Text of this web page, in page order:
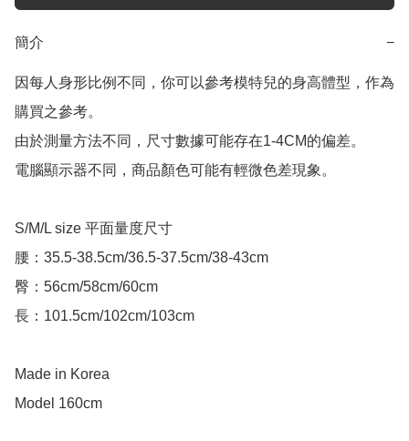
簡介 −
因每人身形比例不同，你可以參考模特兒的身高體型，作為
購買之參考。
由於測量方法不同，尺寸數據可能存在1-4CM的偏差。
電腦顯示器不同，商品顏色可能有輕微色差現象。
S/M/L size 平面量度尺寸
腰：35.5-38.5cm/36.5-37.5cm/38-43cm
臀：56cm/58cm/60cm
長：101.5cm/102cm/103cm
Made in Korea
Model 160cm